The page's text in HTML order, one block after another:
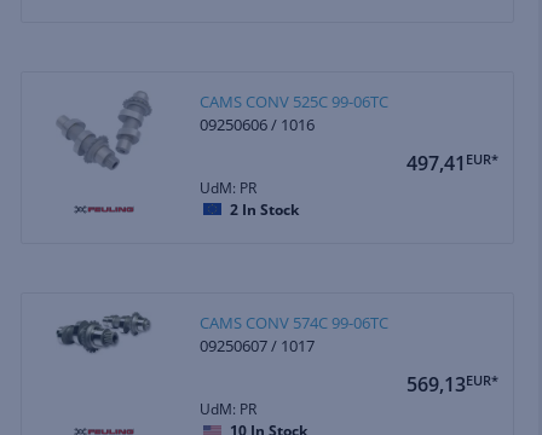
CAMS CONV 525C 99-06TC
09250606 / 1016
497,41 EUR*
UdM: PR
2 In Stock
CAMS CONV 574C 99-06TC
09250607 / 1017
569,13EUR*
UdM: PR
10 In Stock